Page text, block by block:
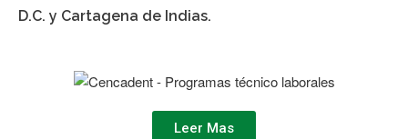
D.C. y Cartagena de Indias.
Leer Mas